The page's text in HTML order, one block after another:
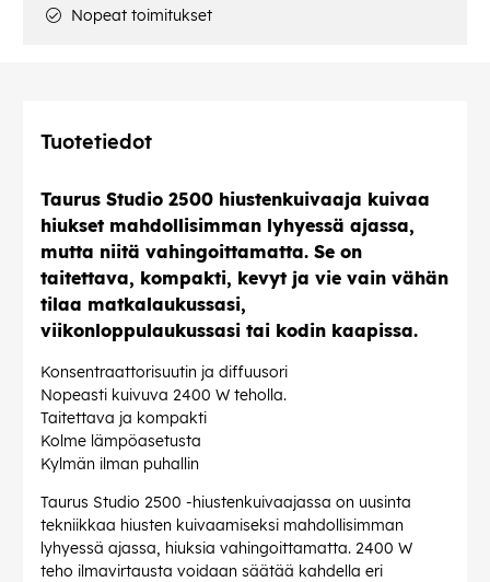
Nopeat toimitukset
Tuotetiedot
Taurus Studio 2500 hiustenkuivaaja kuivaa
hiukset mahdollisimman lyhyessä ajassa,
mutta niitä vahingoittamatta. Se on
taitettava, kompakti, kevyt ja vie vain vähän
tilaa matkalaukussasi,
viikonloppulaukussasi tai kodin kaapissa.
Konsentraattorisuutin ja diffuusori
Nopeasti kuivuva 2400 W teholla.
Taitettava ja kompakti
Kolme lämpöasetusta
Kylmän ilman puhallin
Taurus Studio 2500 -hiustenkuivaajassa on uusinta
tekniikkaa hiusten kuivaamiseksi mahdollisimman
lyhyessä ajassa, hiuksia vahingoittamatta. 2400 W
teho ilmavirtausta voidaan säätää kahdella eri